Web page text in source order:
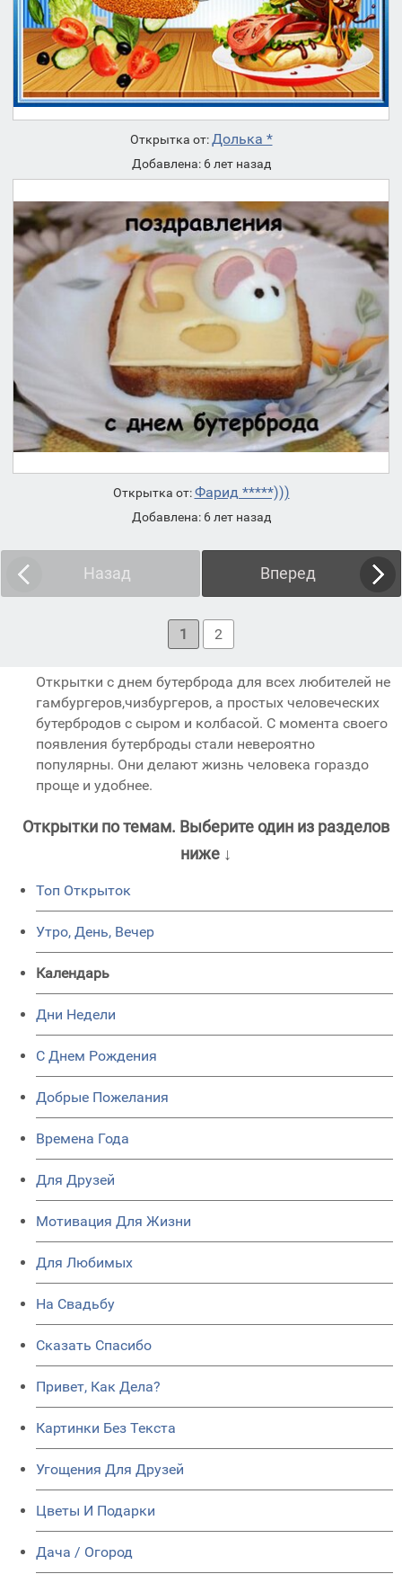
Открытка от:Долька *
Добавлена: 6 лет назад
Открытка от:Фарид *****)))
Добавлена: 6 лет назад
Назад Вперед
1 2
Открытки с днем бутерброда для всех любителей не
гамбургеров,чизбургеров, а простых человеческих
бутербродов с сыром и колбасой. C момента своего
появления бутерброды стали невероятно
популярны. Они делают жизнь человека гораздо
проще и удобнее.
Открытки по темам. Выберите один из разделов
ниже ↓
Топ Открыток
Утро, День, Вечер
Календарь
Дни Недели
C Днем Рождения
Добрые Пожелания
Времена Года
Для Друзей
Мотивация Для Жизни
Для Любимых
На Свадьбу
Сказать Спасибо
Привет, Как Дела?
Картинки Без Текста
Угощения Для Друзей
Цветы И Подарки
Дача / Огород